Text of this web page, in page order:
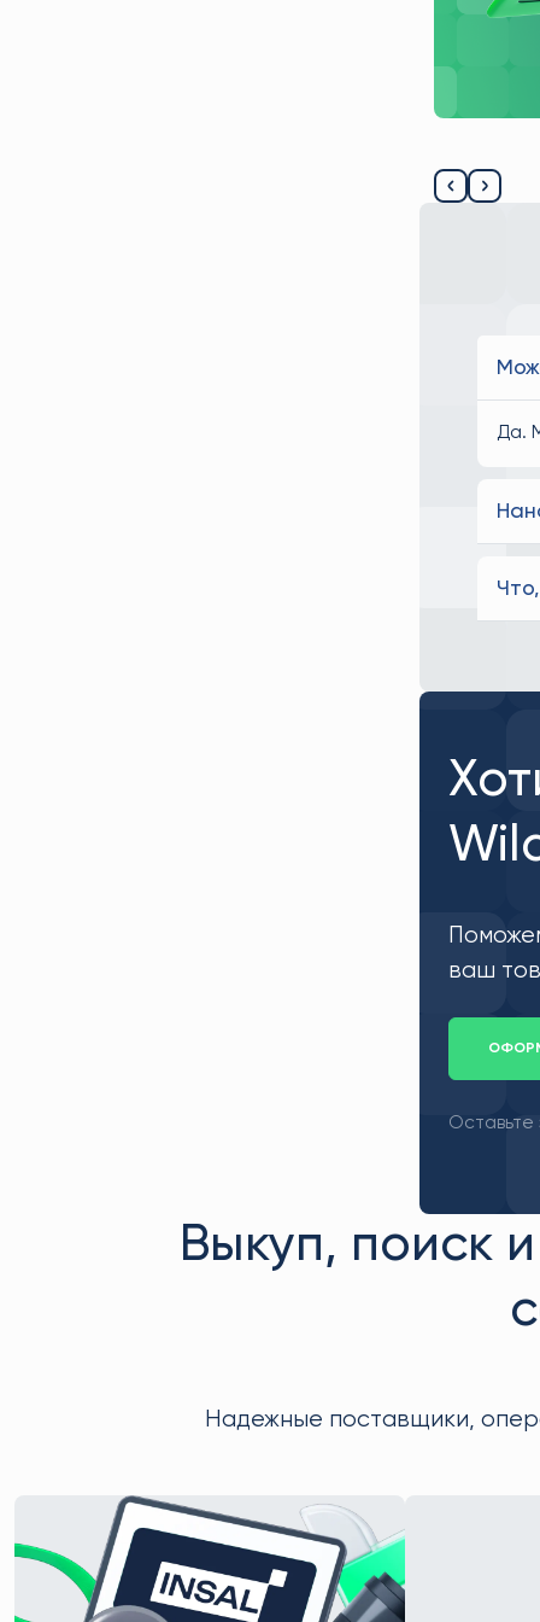
Да.
ваш
Оставьте
Выкуп, поиск
Надежные поставщики,